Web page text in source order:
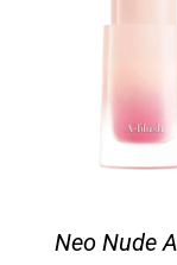
Neo Nude